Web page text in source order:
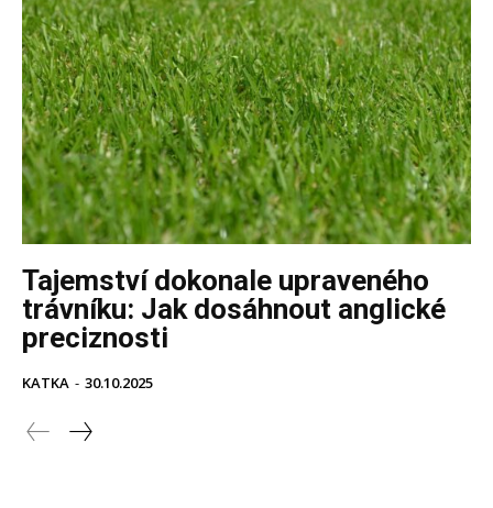
Tajemství dokonale upraveného
trávníku: Jak dosáhnout anglické
preciznosti
KATKA - 30.10.2025